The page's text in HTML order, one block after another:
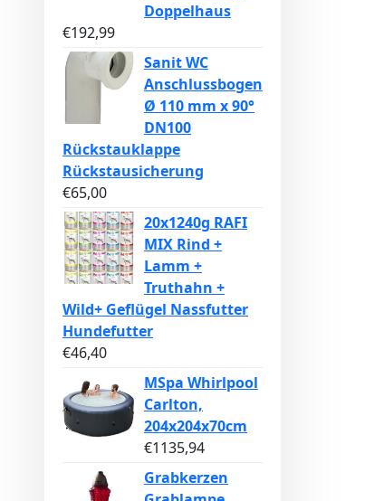
Doppelhaus
€192,99
Sanit WC
Anschlussbogen
Ø 110 mm x 90°
DN100
Rückstauklappe
Rückstausicherung
€65,00
20x1240g RAFI
MIX Rind +
Lamm +
Truthahn +
Wild+ Geflügel Nassfutter
Hundefutter
€46,40
MSpa Whirlpool
Carlton,
204x204x70cm
€1135,94
Grabkerzen